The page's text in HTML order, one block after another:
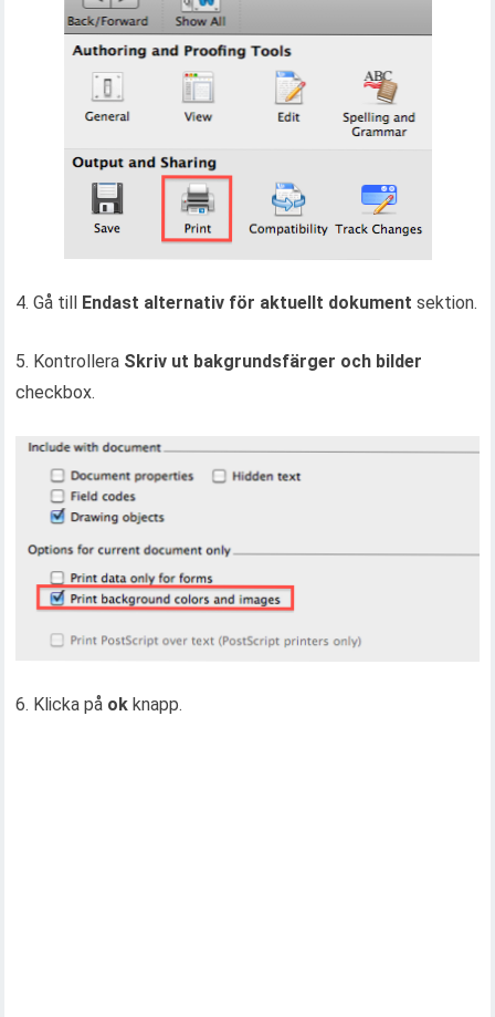
4. Gå till Endast alternativ för aktuellt dokument sektion.
5. Kontrollera Skriv ut bakgrundsfärger och bilder
checkbox.
6. Klicka på ok knapp.